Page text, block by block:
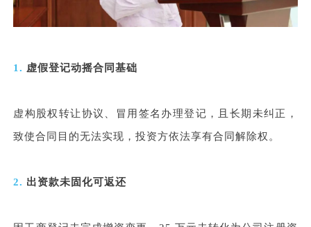
1. 虚假登记动摇合同基础
虚构股权转让协议、冒用签名办理登记，且长期未纠正，
致使合同目的无法实现，投资方依法享有合同解除权。
2. 出资款未固化可返还